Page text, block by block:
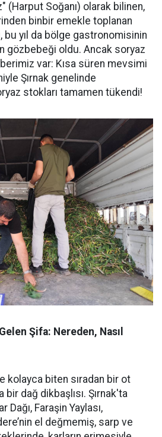
(Harput Soğanı) olarak bilinen,
binbir emekle toplanan
bu yıl da bölge gastronomisinin
gözbebeği oldu. Ancak soryaz
var: Kısa süren mevsimi
Şırnak genelinde
stokları tamamen tükendi!
Şifa: Nereden, Nasıl
kolayca biten sıradan bir ot
bir dağ dikbaşlısı. Şırnak'ta
Dağı, Faraşin Yaylası,
el değmemiş, sarp ve